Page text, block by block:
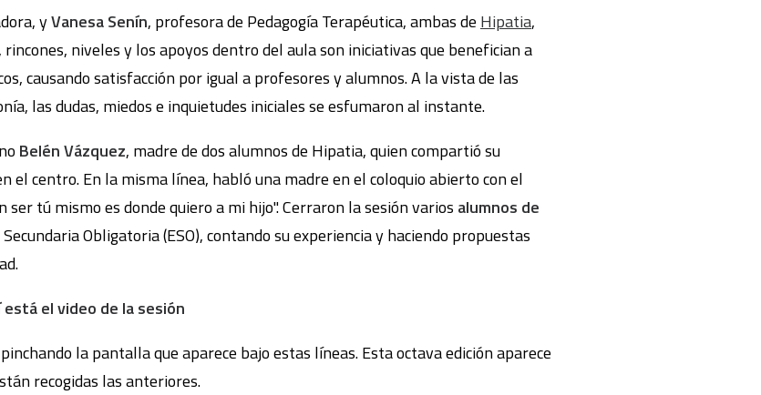
yVanesa Senín, profesora de Pedagogía Terapéutica, ambas de Hipatia,
niveles y los apoyos dentro del aula son iniciativas que benefician a
causando satisfacción por igual a profesores y alumnos. A la vista de las
las dudas, miedos e inquietudes iniciales se esfumaron al instante.
Belén Vázquez, madre de dos alumnos de Hipatia, quien compartió su
el centro. En la misma línea, habló una madre en el coloquio abierto con el
tú mismo es donde quiero a mi hijo". Cerraron la sesión varios alumnos de
Obligatoria (ESO), contando su experiencia y haciendo propuestas
el video de la sesión
la pantalla que aparece bajo estas líneas. Esta octava edición aparece
recogidas las anteriores.